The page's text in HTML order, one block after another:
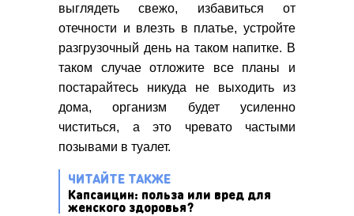
выглядеть свежо, избавиться от
отечности и влезть в платье, устройте
разгрузочный день на таком напитке. В
таком случае отложите все планы и
постарайтесь никуда не выходить из
дома, организм будет усиленно
чиститься, а это чревато частыми
позывами в туалет.
ЧИТАЙТЕ ТАКЖЕ
Капсаицин: польза или вред для
женского здоровья?